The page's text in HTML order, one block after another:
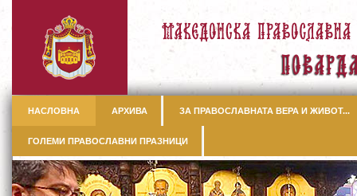
НАСЛОВНА АРХИВА ЗА ПРАВОСЛАВНАТА ВЕРА И ЖИВОТ...
ГОЛЕМИ ПРАВОСЛАВНИ ПРАЗНИЦИ